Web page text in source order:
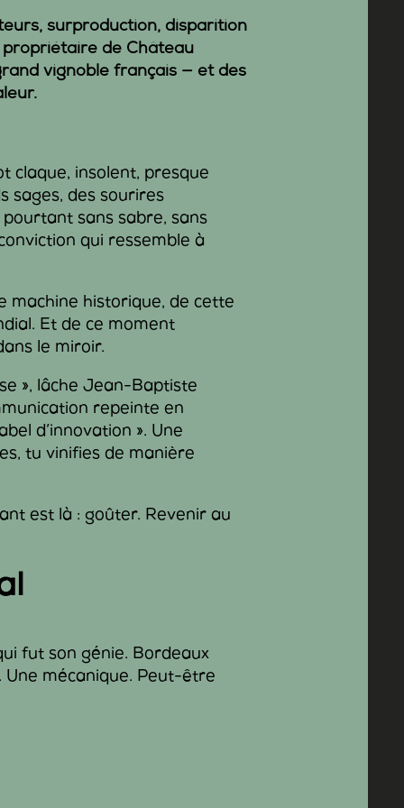
surproduction, disparition
propriétaire de Château
vignoble français — et des
claque, insolent, presque
sages, des sourires
sans sabre, sans
qui ressemble à
machine historique, de cette
Et de ce moment
le miroir.
», lâche Jean-Baptiste
repeinte en
d’innovation ». Une
tu vinifies de manière
est là : goûter. Revenir au
fut son génie. Bordeaux
Une mécanique. Peut-être